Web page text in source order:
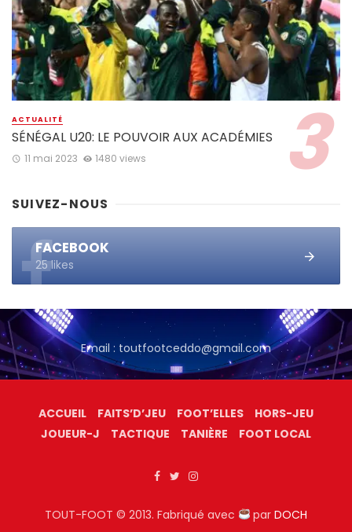
ACTUALITÉ
SÉNÉGAL U20: LE POUVOIR AUX ACADÉMIES
11 mai 2023 1480 views
SUIVEZ-NOUS
FACEBOOK
25 likes
Email : toutfootceddo@gmail.com
ACCUEIL FAITS’D’JEU FOOT’ELLES
HORS-JEU
JOUEUR-J
TACTIQUE TANIÈRE FOOT LOCAL
TOUT-FOOT © 2013. Fabriqué avec parDOCH